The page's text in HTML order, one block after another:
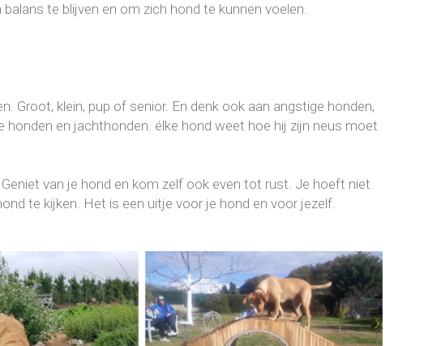
te blijven en om zich hond te kunnen voelen.
Groot, klein, pup of senior. En denk ook aan angstige honden,
honden en jachthonden. élke hond weet hoe hij zijn neus moet
van je hond en kom zelf ook even tot rust. Je hoeft niet
te kijken. Het is een uitje voor je hond en voor jezelf.